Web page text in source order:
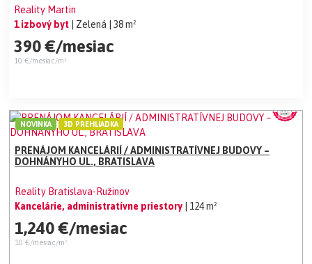
Reality Martin
1 izbový byt
| Zelená | 38 m²
390 €/mesiac
10 €/mesiac/m²
PRENÁJOM KANCELÁRIÍ / ADMINISTRATÍVNEJ BUDOVY –
DOHNÁNYHO UL., BRATISLAVA
Reality Bratislava-Ružinov
Kancelárie, administratívne priestory
| 124 m²
1,240 €/mesiac
10 €/mesiac/m²
NOVINKA 3D PREHLIADKA